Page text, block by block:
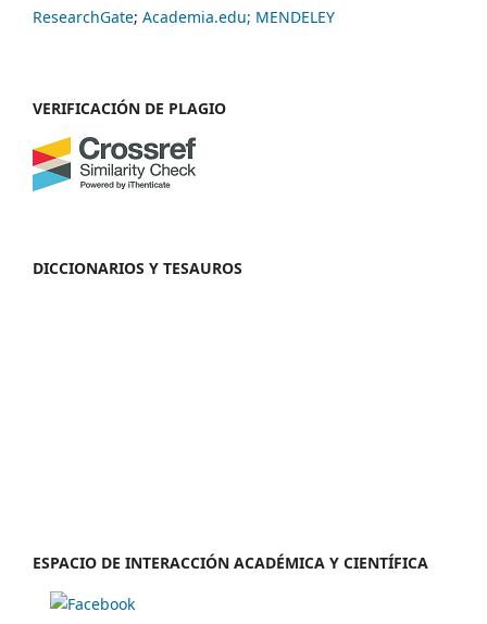
ResearchGate; Academia.edu; MENDELEY
VERIFICACIÓN DE PLAGIO
DICCIONARIOS Y TESAUROS
ESPACIO DE INTERACCIÓN ACADÉMICA Y CIENTÍFICA